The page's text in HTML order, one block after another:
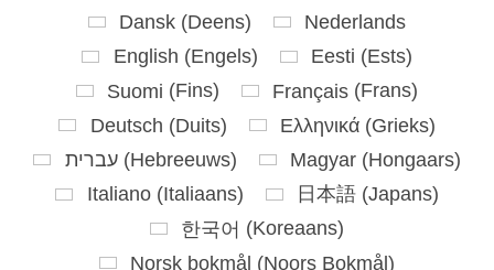
Dansk (Deens)
Nederlands
English (Engels) Eesti (Ests)
Suomi (Fins) Français (Frans)
Deutsch (Duits) Ελληνικά(Grieks)
עברית(Hebreeuws) Magyar(Hongaars)
Italiano(Italiaans) 日本語(Japans)
한국어 (Koreaans)
Norsk bokmål (Noors Bokmål)